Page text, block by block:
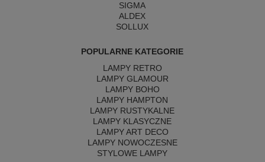
SIGMA
ALDEX
SOLLUX
POPULARNE KATEGORIE
LAMPY RETRO
LAMPY GLAMOUR
LAMPY BOHO
LAMPY HAMPTON
LAMPY RUSTYKALNE
LAMPY KLASYCZNE
LAMPY ART DECO
LAMPY NOWOCZESNE
STYLOWE LAMPY